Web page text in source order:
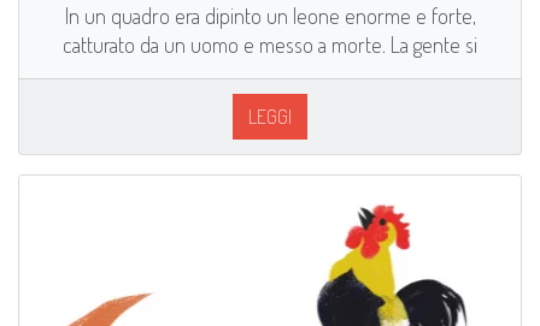
In un quadro era dipinto un leone enorme e forte,
catturato da un uomo e messo a morte. La gente si
LEGGI